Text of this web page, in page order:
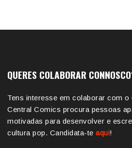
QUERES COLABORAR
Tens interesse em colaborar com
Central Comics procura pessoas
motivadas para desenvolver e
cultura pop. Candidata-te aqui!